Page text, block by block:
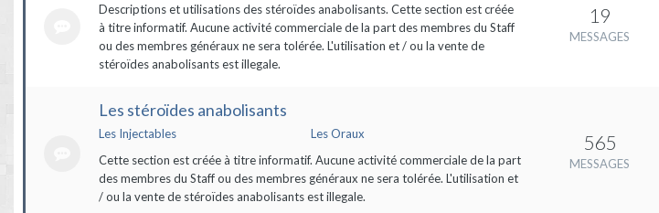
Descriptions et utilisations des stéroïdes anabolisants. Cette section est créée
à titre informatif. Aucune activité commerciale de la part des membres du Staff
ou des membres généraux ne sera tolérée. L'utilisation et / ou la vente de
stéroïdes anabolisants est illegale.
19
MESSAGES
Les stéroïdes anabolisants
Les Injectables
Les Oraux
Cette section est créée à titre informatif. Aucune activité commerciale de la part
des membres du Staff ou des membres généraux ne sera tolérée. L'utilisation et
/ ou la vente de stéroïdes anabolisants est illegale.
565
MESSAGES